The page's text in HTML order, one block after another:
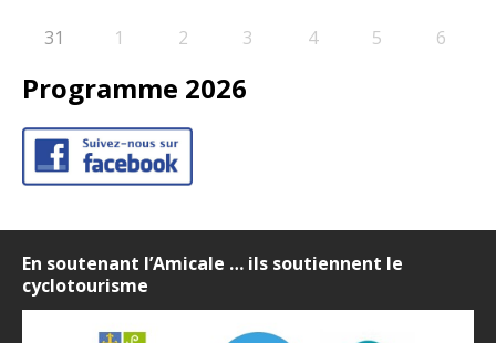
31 1 2 3 4 5 6
Programme 2026
En soutenant l’Amicale … ils soutiennent le
cyclotourisme